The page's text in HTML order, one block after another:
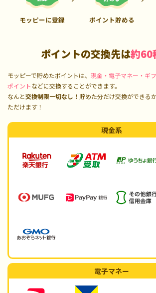
モッピーに登録 ポイント貯める
ポイントの交換先は約60
モッピーで貯めたポイントは、 現金・電子マネー・ギ
ポイントなどに交換することができます。
なんと交換制限一切なし！ 貯めた分だけ交換ができる
ただけます！
現金系
電子マネー